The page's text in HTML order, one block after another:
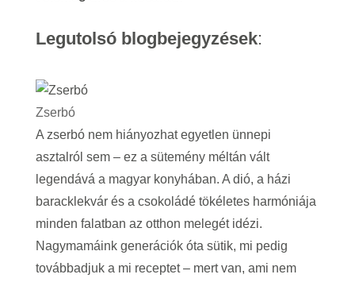
Legutolsó blogbejegyzések:
Zserbó
A zserbó nem hiányozhat egyetlen ünnepi
asztalról sem – ez a sütemény méltán vált
legendává a magyar konyhában. A dió, a házi
baracklekvár és a csokoládé tökéletes harmóniája
minden falatban az otthon melegét idézi.
Nagymamáink generációk óta sütik, mi pedig
továbbadjuk a mi receptet – mert van, ami nem